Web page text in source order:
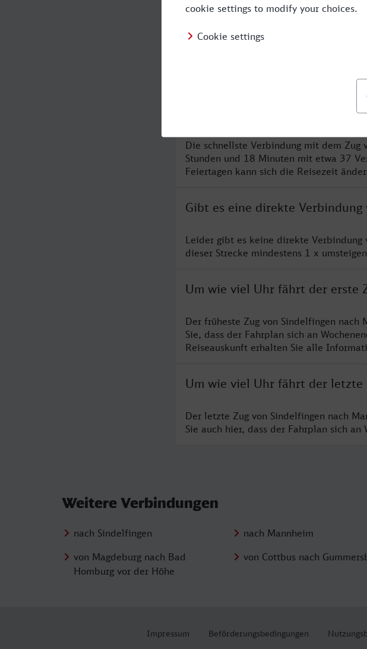
Was ist die schnellste
Die schnellste Verbindung mit dem Zug
Stunden und 18 Minuten mit etwa 37
Feiertagen kann sich die Reisezeit
Gibt es eine direkte
Leider gibt es keine direkte Verbindung
dieser Strecke mindestens 1 x
Um wie viel Uhr fährt der erste
Der früheste Zug von Sindelfingen
Sie, dass der Fahrplan sich an
Reiseauskunft erhalten Sie alle
Um wie viel Uhr fährt der letzte
Der letzte Zug von Sindelfingen nach
Sie auch hier, dass der Fahrplan sich
Weitere Verbindungen
nach Sindelfingen nach Mannheim
von Magdeburg nach Bad
Homburg vor der Höhe
von Cottbus nach
Impressum Beförderungsbedingungen